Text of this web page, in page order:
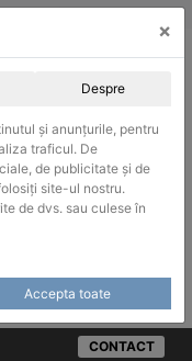
SEAP / SICAP
CONTACT
×
Despre
și anunțurile, pentru
traficul. De
de publicitate și de
site-ul nostru.
de dvs. sau culese în
Accepta toate